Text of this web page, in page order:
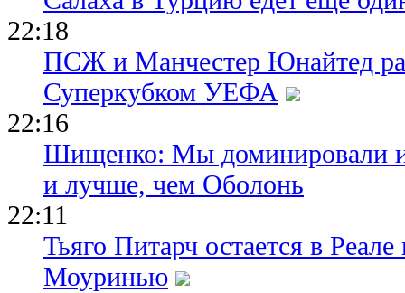
22:18
ПСЖ и Манчестер Юнайтед
Суперкубком УЕФА
22:16
Шищенко: Мы доминировали
и лучше, чем Оболонь
22:11
Тьяго Питарч остается в
Моуринью